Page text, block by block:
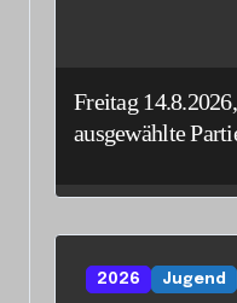
Freitag
ausgewählte
2026 Jugend